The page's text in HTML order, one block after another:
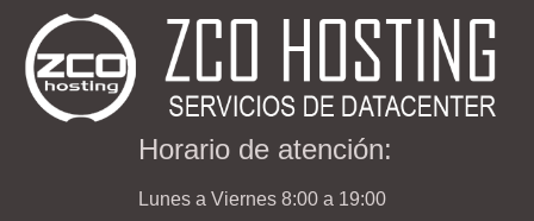
Horario de atención:
Lunes a Viernes 8:00 a 19:00